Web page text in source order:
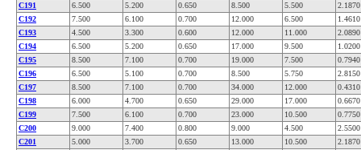
C191 6.500 5.200 0.650 8.500 5.500
2.1870
C192
7.500 6.100 0.700 12.000 6.500
1.4610
C193
4.500 3.300 0.600 12.000 11.000
2.0890
C194
6.500 5.200 0.650 17.000 9.500
1.0200
C195
8.500 7.100 0.700 19.000 7.500
0.7940
C196
6.500 5.100 0.700 8.500 5.750
2.8150
C197
8.500 7.100 0.700 34.000 12.000
0.4310
C198
6.000 4.700 0.650 29.000 17.000
0.6670
C199
7.500 6.100 0.700 23.000 10.500
0.7750
C200
9.000 7.400 0.800 9.000 4.500
2.5500
C201
5.000 3.700 0.650 13.000 10.500
2.1870